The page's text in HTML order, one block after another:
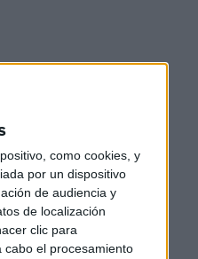
como cookies, y
por un dispositivo
de audiencia y
de localización
clic para
cabo el procesamiento